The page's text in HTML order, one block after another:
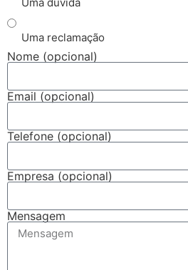
Uma reclamação
Nome (opcional)
Email (opcional)
Telefone (opcional)
Empresa (opcional)
Mensagem